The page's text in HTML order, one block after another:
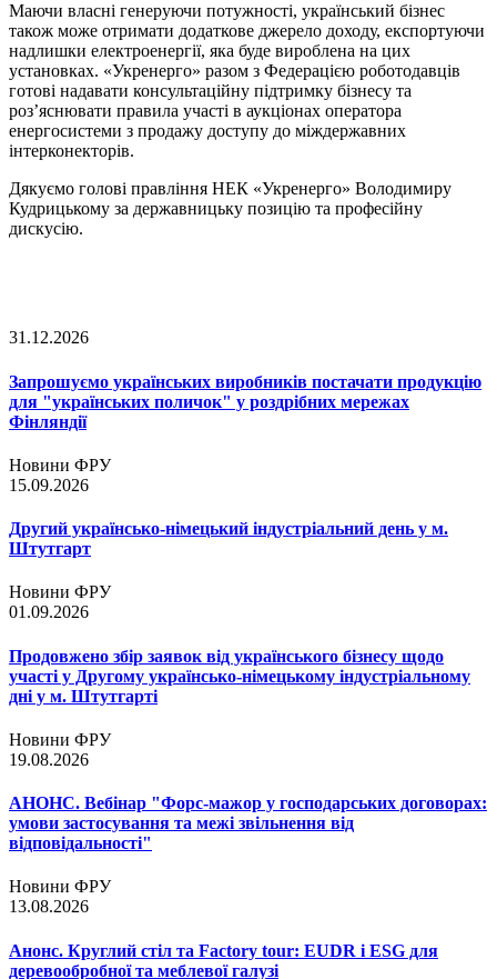
Маючи власні генеруючи потужності, український бізнес
також може отримати додаткове джерело доходу, експортуючи
надлишки електроенергії, яка буде вироблена на цих
установках. «Укренерго» разом з Федерацією роботодавців
готові надавати консультаційну підтримку бізнесу та
роз’яснювати правила участі в аукціонах оператора
енергосистеми з продажу доступу до міждержавних
інтерконекторів.
Дякуємо голові правління НЕК «Укренерго» Володимиру
Кудрицькому за державницьку позицію та професійну
дискусію.
31.12.2026
Запрошуємо українських виробників постачати продукцію
для "українських поличок" у роздрібних мережах
Фінляндії
Новини ФРУ
15.09.2026
Другий українсько-німецький індустріальний день у м.
Штутгарт
Новини ФРУ
01.09.2026
Продовжено збір заявок від українського бізнесу щодо
участі у Другому українсько-німецькому індустріальному
дні у м. Штутгарті
Новини ФРУ
19.08.2026
АНОНС. Вебінар "Форс-мажор у господарських договорах:
умови застосування та межі звільнення від
відповідальності"
Новини ФРУ
13.08.2026
Анонс. Круглий стіл та Factory tour: EUDR і ESG для
деревообробної та меблевої галузі